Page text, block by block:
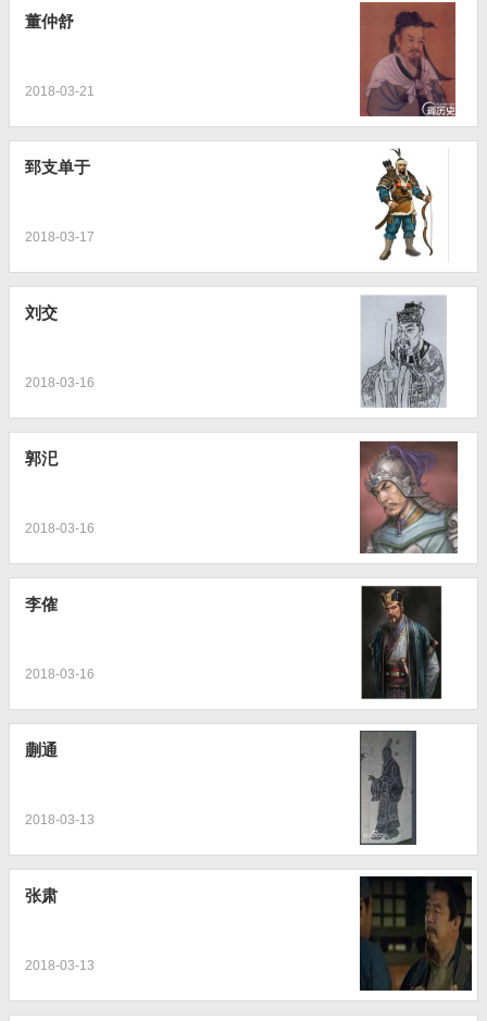
董仲舒
2018-03-21
郅支单于
2018-03-17
刘交
2018-03-16
郭汜
2018-03-16
李傕
2018-03-16
蒯通
2018-03-13
张肃
2018-03-13